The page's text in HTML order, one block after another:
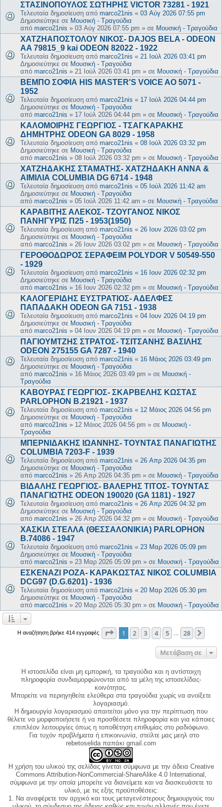
ΣΤΑΣΙΝΟΠΟΥΛΟΣ ΣΩΤΗΡΗΣ VICTOR 73281 - 1921
Τελευταία δημοσίευση από marco21nis « 03 Αύγ 2026 07:55 pm
Δημοσιεύτηκε σε Μουσική - Τραγούδια
από marco21nis » 03 Αύγ 2026 07:55 pm » σε Μουσική - Τραγούδια
ΧΑΤΖΗΑΠΟΣΤΟΛΟΥ ΝΙΚΟΣ- DAJOS BELA - ODEON
AA 79815_9 kai ODEON 82022 - 1922
Τελευταία δημοσίευση από marco21nis « 21 Ιούλ 2026 03:41 pm
Δημοσιεύτηκε σε Μουσική - Τραγούδια
από marco21nis » 21 Ιούλ 2026 03:41 pm » σε Μουσική - Τραγούδια
ΒΕΜΠΟ ΣΟΦΙΑ HIS MASTER'S VOICE AO 5071 -
1952
Τελευταία δημοσίευση από marco21nis « 17 Ιούλ 2026 04:44 pm
Δημοσιεύτηκε σε Μουσική - Τραγούδια
από marco21nis » 17 Ιούλ 2026 04:44 pm » σε Μουσική - Τραγούδια
ΚΑΛΟΜΟΙΡΗΣ ΓΕΩΡΓΙΟΣ - ΤΣΑΓΚΑΡΑΚΗΣ
ΔΗΜΗΤΡΗΣ ODEON GA 8029 - 1958
Τελευταία δημοσίευση από marco21nis « 08 Ιούλ 2026 03:32 pm
Δημοσιεύτηκε σε Μουσική - Τραγούδια
από marco21nis » 08 Ιούλ 2026 03:32 pm » σε Μουσική - Τραγούδια
ΧΑΤΖΗΔΑΚΗΣ ΣΤΑΜΑΤΗΣ- ΧΑΤΖΗΔΑΚΗ ΑΝΝΑ &
ΑΙΜΙΛΙΑ COLUMBIA DG 6714 - 1948
Τελευταία δημοσίευση από marco21nis « 05 Ιούλ 2026 11:42 am
Δημοσιεύτηκε σε Μουσική - Τραγούδια
από marco21nis » 05 Ιούλ 2026 11:42 am » σε Μουσική - Τραγούδια
ΚΑΡΑΒΙΤΗΣ ΑΛΕΚΟΣ- ΤΖΟΥΓΑΝΟΣ ΝΙΚΟΣ
ΠΑΝΗΓΥΡΙΣ Π25 - 1953(1950)
Τελευταία δημοσίευση από marco21nis « 26 Ιουν 2026 03:02 pm
Δημοσιεύτηκε σε Μουσική - Τραγούδια
από marco21nis » 26 Ιουν 2026 03:02 pm » σε Μουσική - Τραγούδια
ΓΕΡΟΘΟΔΩΡΟΣ ΣΕΡΑΦΕΙΜ POLYDOR V 50549-550
- 1929
Τελευταία δημοσίευση από marco21nis « 16 Ιουν 2026 02:32 pm
Δημοσιεύτηκε σε Μουσική - Τραγούδια
από marco21nis » 16 Ιουν 2026 02:32 pm » σε Μουσική - Τραγούδια
ΚΑΛΟΓΕΡΙΔΗΣ ΕΥΣΤΡΑΤΙΟΣ- ΑΔΕΛΦΕΣ
ΠΑΠΑΔΑΚΗ ODEON GA 7151 - 1938
Τελευταία δημοσίευση από marco21nis « 04 Ιουν 2026 04:19 pm
Δημοσιεύτηκε σε Μουσική - Τραγούδια
από marco21nis » 04 Ιουν 2026 04:19 pm » σε Μουσική - Τραγούδια
ΠΑΓΙΟΥΜΤΖΗΣ ΣΤΡΑΤΟΣ- ΤΣΙΤΣΑΝΗΣ ΒΑΣΙΛΗΣ
ODEON 275155 GA 7287 - 1940
Τελευταία δημοσίευση από marco21nis « 16 Μάιος 2026 03:49 pm
Δημοσιεύτηκε σε Μουσική - Τραγούδια
από marco21nis » 16 Μάιος 2026 03:49 pm » σε Μουσική -
Τραγούδια
ΚΑΒΟΥΡΑΣ ΓΕΩΡΓΙΟΣ- ΣΚΑΡΒΕΛΗΣ ΚΩΣΤΑΣ
PARLOPHON B.21921 - 1937
Τελευταία δημοσίευση από marco21nis « 12 Μάιος 2026 04:56 pm
Δημοσιεύτηκε σε Μουσική - Τραγούδια
από marco21nis » 12 Μάιος 2026 04:56 pm » σε Μουσική -
Τραγούδια
ΜΠΕΡΝΙΔΑΚΗΣ ΙΩΑΝΝΗΣ- ΤΟΥΝΤΑΣ ΠΑΝΑΓΙΩΤΗΣ
COLUMBIA 7203-F - 1939
Τελευταία δημοσίευση από marco21nis « 26 Απρ 2026 04:35 pm
Δημοσιεύτηκε σε Μουσική - Τραγούδια
από marco21nis » 26 Απρ 2026 04:35 pm » σε Μουσική - Τραγούδια
ΒΙΔΑΛΗΣ ΓΕΩΡΓΙΟΣ- ΒΑΛΕΡΗΣ ΤΙΤΟΣ- ΤΟΥΝΤΑΣ
ΠΑΝΑΓΙΩΤΗΣ ODEON 190020 (GA 1181) - 1927
Τελευταία δημοσίευση από marco21nis « 26 Απρ 2026 04:32 pm
Δημοσιεύτηκε σε Μουσική - Τραγούδια
από marco21nis » 26 Απρ 2026 04:32 pm » σε Μουσική - Τραγούδια
ΧΑΣΚΙΛ ΣΤΕΛΛΑ (ΘΕΣΣΑΛΟΝΙΚΙΑ) PARLOPHON
B.74086 - 1947
Τελευταία δημοσίευση από marco21nis « 23 Μαρ 2026 05:09 pm
Δημοσιεύτηκε σε Μουσική - Τραγούδια
από marco21nis » 23 Μαρ 2026 05:09 pm » σε Μουσική - Τραγούδια
ΕΣΚΕΝΑΖΙ ΡΟΖΑ- ΚΑΡΑΚΩΣΤΑΣ ΝΙΚΟΣ COLUMBIA
DCG97 (D.G.6201) - 1936
Τελευταία δημοσίευση από marco21nis « 20 Μαρ 2026 05:30 pm
Δημοσιεύτηκε σε Μουσική - Τραγούδια
από marco21nis » 20 Μαρ 2026 05:30 pm » σε Μουσική - Τραγούδια
Η αναζήτηση βρήκε 414 εγγραφές Σελίδα από28
1 2 3 4 5 28
Μετάβαση σε
Η ιστοσελίδα είναι μη εμπορική, τα τραγούδια και η αντίστοιχη
πληροφορία συνδιαμορφώνονται από τα μέλη της ιστοσελίδας-
κοινότητας.
Μπορείτε να περιηγηθείτε ελεύθερα στα τραγούδια χωρίς να ανοίξετε
λογαριασμό.
Η δημιουργία λογαριασμού απαιτείται μόνο για την περίπτωση που
θέλετε να μορφοποιήσετε ή να προσθέσετε πληροφορία και για κάποιες
επιπλέον λειτουργίες όπως η τοποθέτηση επιθυμίας στο ραδιόφωνο.
Για τυχόν προβλήματα ή επικοινωνία, στείλτε μας μεηλ στο
rebetoselida παπάκι gmail.com
Η χρήση του υλικού της σελίδας γίνεται σύμφωνα με την άδεια Creative
Commons Attribution-NonCommercial-ShareAlike 4.0 International,
σύμφωνα με την οποία μπορείτε να διανείμετε και να διασκευάσετε το
υλικό, με τις εξής προϋποθέσεις:
1. Να αναφέρετε τον αρχικό και τους μεταγενέστερους δημιουργούς του